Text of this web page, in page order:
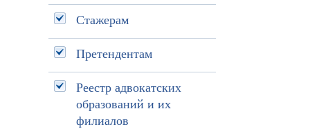
Стажерам
Претендентам
Реестр адвокатских
образований и их
филиалов